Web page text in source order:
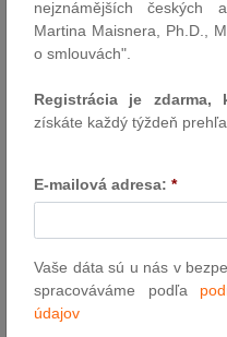
špecializuje na
riešenia sporov, najmä
zároveň ako člen
14.7.2022
10 otázok pre ...
kancelárie KVASŇOVSKÝ &
zakladateľom. V rámci
Košiciach vedie jednotlivých
služieb klientom, vytvára
tých najnáročnejších kauzách
nejznámějších českých
Martina Maisnera, Ph.D.,
o smlouvách".
Registrácia je zdarma,
získáte každý týždeň
E-mailová adresa: *
Vaše dáta sú u nás v
spracováváme podľa
údajov